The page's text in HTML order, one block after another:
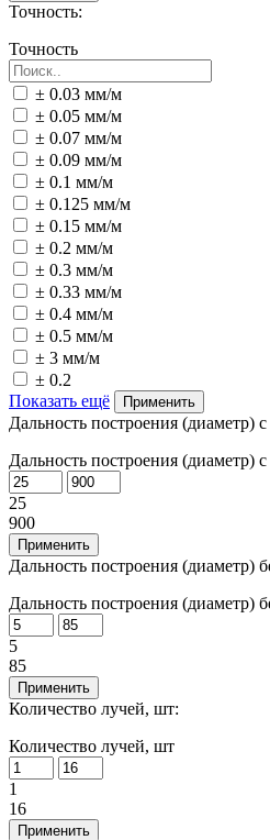
Точность:
Точность
± 0.03 мм/м
± 0.05 мм/м
± 0.07 мм/м
± 0.09 мм/м
± 0.1 мм/м
± 0.125 мм/м
± 0.15 мм/м
± 0.2 мм/м
± 0.3 мм/м
± 0.33 мм/м
± 0.4 мм/м
± 0.5 мм/м
± 3 мм/м
± 0.2
Показать ещё
Применить
Дальность построения (диаметр)
Дальность построения (диаметр)
25
900
Применить
Дальность построения (диаметр)
Дальность построения (диаметр)
5
85
Применить
Количество лучей, шт:
Количество лучей, шт
1
16
Применить